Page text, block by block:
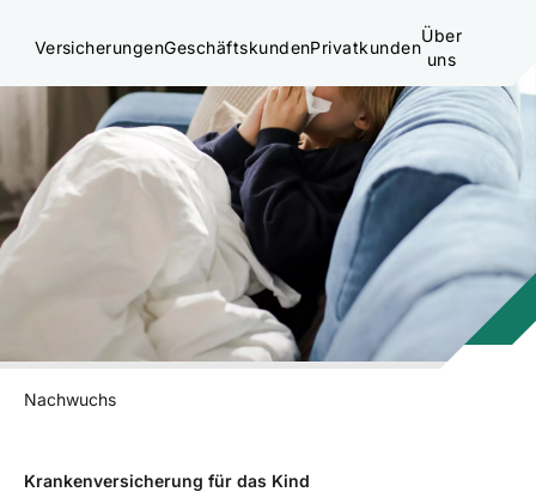
VersicherungenGeschäftskundenPrivatkunden
Über
uns
Nachwuchs
Krankenversicherung für das Kind